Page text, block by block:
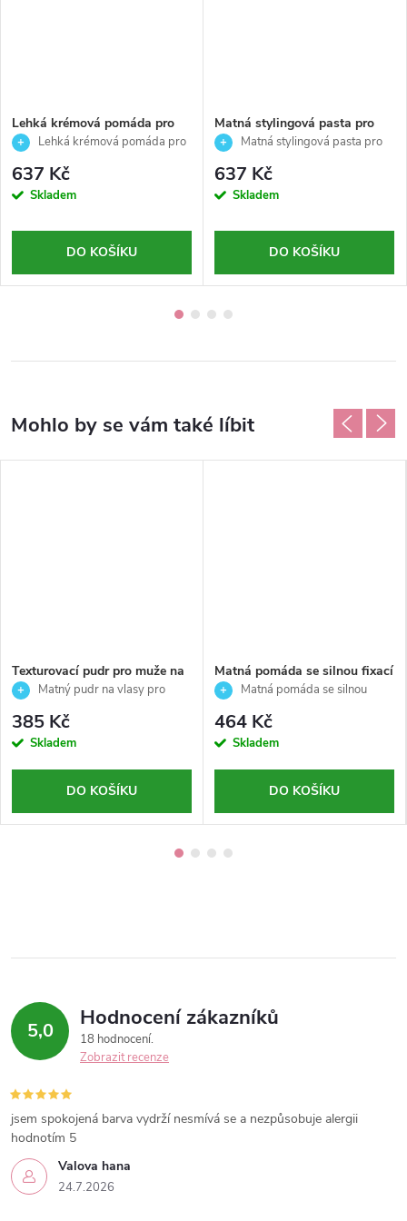
Lehká krémová pomáda pro
přirozený vzhled vlasů-
Lehká krémová pomáda pro
637 Kč
Skladem
DO KOŠÍKU
Matná stylingová pasta pro
střední fixaci vlasů-Styling-
Matná stylingová pasta pro
637 Kč
Skladem
DO KOŠÍKU
Texturovací pudr pro muže na
objem a tvar vlasů – Matte
Matný pudr na vlasy pro
385 Kč
Skladem
DO KOŠÍKU
Matná pomáda se silnou fixací
pro nedbalý, volný a
- 95g
Matná pomáda se silnou
464 Kč
Skladem
DO KOŠÍKU
5,0 Hodnocení zákazníků
18 hodnocení
Zobrazit recenze
Valova hana
24.7.2026
jsem spokojená barva vydrží nesmívá se a nezpůsobuje alergii
hodnotím 5